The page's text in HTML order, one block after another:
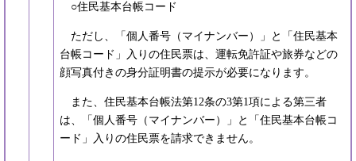
○住民基本台帳コード
ただし、「個人番号（マイナンバー）」と「住民基本
台帳コード」入りの住民票は、運転免許証や旅券などの
顔写真付きの身分証明書の提示が必要になります。
また、住民基本台帳法第12条の3第1項による第三者
は、「個人番号（マイナンバー）」と「住民基本台帳コ
ード」入りの住民票を請求できません。